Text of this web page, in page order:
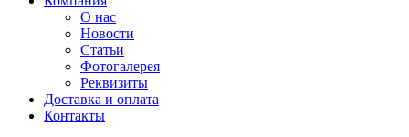
О нас
Новости
Статьи
Фотогалерея
Реквизиты
Доставка и оплата
Контакты